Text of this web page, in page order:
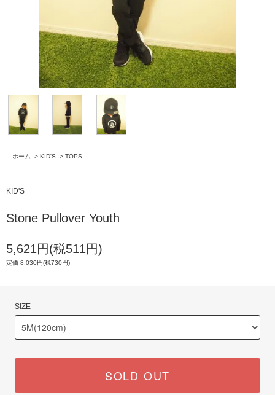
ホーム > KID'S > TOPS
KID'S
Stone Pullover Youth
5,621円(税511円)
定価 8,030円(税730円)
SIZE
SOLD OUT